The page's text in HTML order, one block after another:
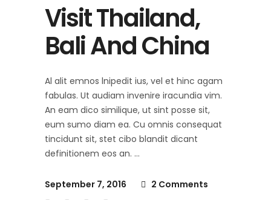
Visit Thailand,
Bali And China
Al alit emnos lnipedit ius, vel et hinc agam
fabulas. Ut audiam invenire iracundia vim.
An eam dico similique, ut sint posse sit,
eum sumo diam ea. Cu omnis consequat
tincidunt sit, stet cibo blandit dicant
definitionem eos an.
September 7, 2016 2 Comments